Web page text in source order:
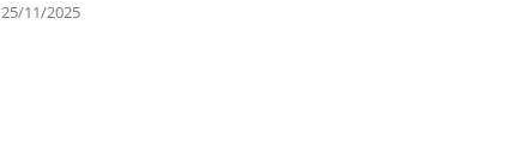
25/11/2025